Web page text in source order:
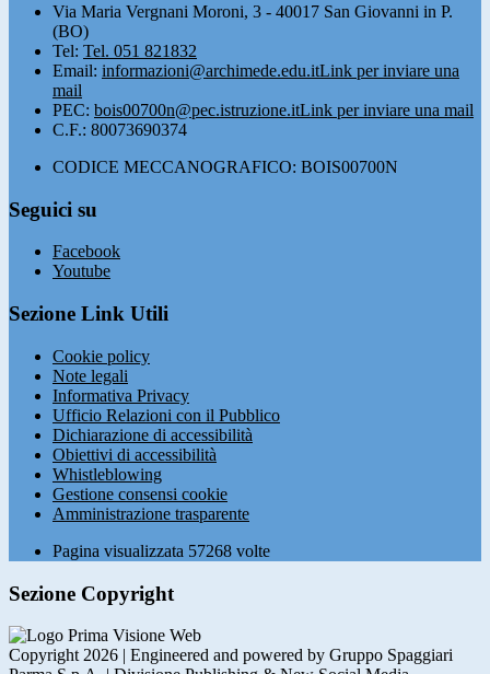
Via Maria Vergnani Moroni, 3 - 40017 San Giovanni in P.
(BO)
Tel: Tel. 051 821832
Email: informazioni@archimede.edu.itLink per inviare una
mail
PEC: bois00700n@pec.istruzione.itLink per inviare una mail
C.F.: 80073690374
CODICE MECCANOGRAFICO: BOIS00700N
Seguici su
Facebook
Youtube
Sezione Link Utili
Cookie policy
Note legali
Informativa Privacy
Ufficio Relazioni con il Pubblico
Dichiarazione di accessibilità
Obiettivi di accessibilità
Whistleblowing
Gestione consensi cookie
Amministrazione trasparente
Pagina visualizzata 57268 volte
Sezione Copyright
Copyright 2026 | Engineered and powered by Gruppo Spaggiari